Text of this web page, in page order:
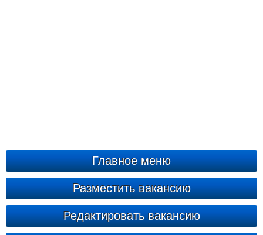
Главное меню
Разместить вакансию
Редактировать вакансию